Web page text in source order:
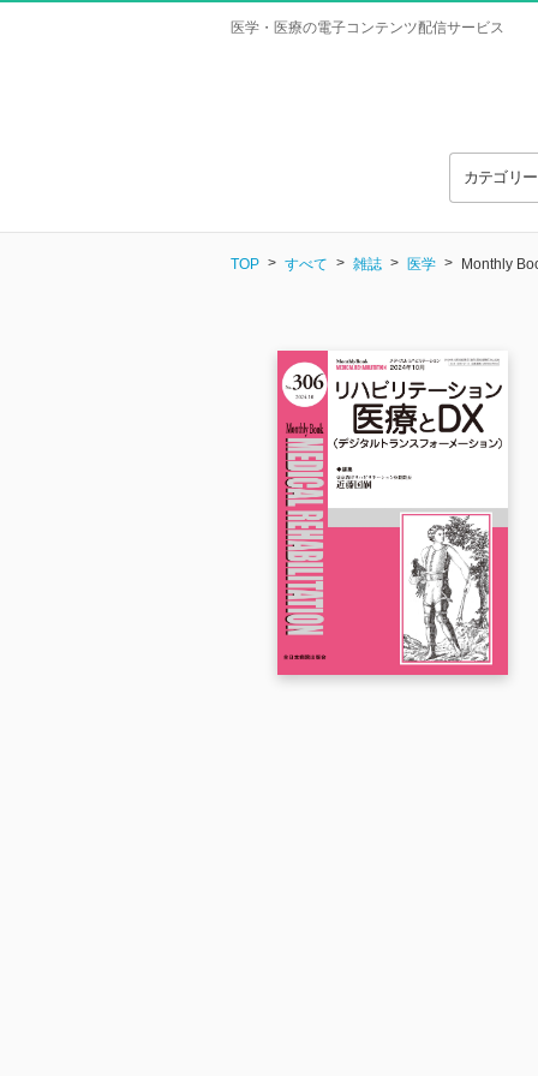
医学・医療の電子コンテンツ配信サービス
カテゴリ
TOP すべて 雑誌 医学 Monthly